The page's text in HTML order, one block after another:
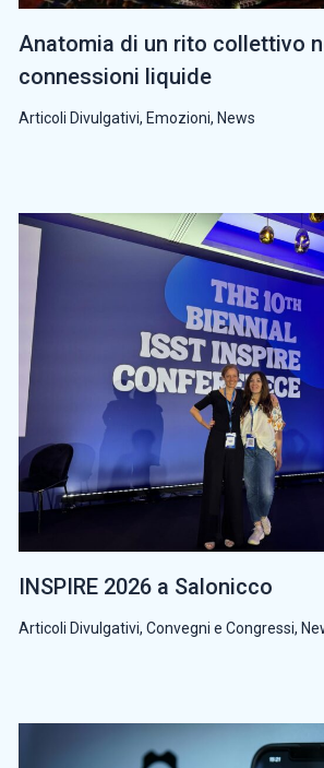
Anatomia di un rito collettivo
connessioni liquide
Articoli Divulgativi, Emozioni, News
INSPIRE 2026 a Salonicco
Articoli Divulgativi, Convegni e Congressi,